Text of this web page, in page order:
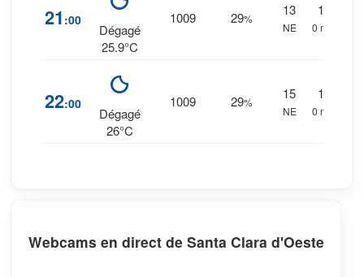
21 :00
Dégagé
25.9°C
1009 29%
13
NE
1
0 mm.
22:00
Dégagé
26°C
1009 29%
15
NE
1
0 mm.
Webcams en direct de Santa Clara d'Oeste